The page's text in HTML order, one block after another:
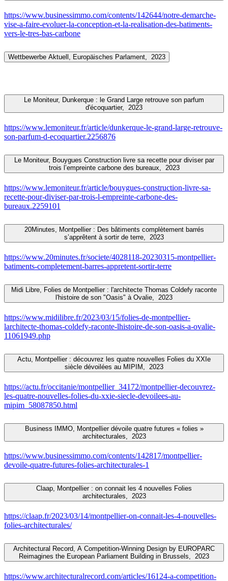
https://www.businessimmo.com/contents/142644/notre-demarche-
vise-a-faire-evoluer-la-conception-et-la-realisation-des-batiments-
vers-le-tres-bas-carbone
Wettbewerbe Aktuell, Europäisches Parlament, 2023
Le Moniteur, Dunkerque : le Grand Large retrouve son parfum
d'écoquartier, 2023
https://www.lemoniteur.fr/article/dunkerque-le-grand-large-retrouve-
son-parfum-d-ecoquartier.2256876
Le Moniteur, Bouygues Construction livre sa recette pour diviser par
trois l’empreinte carbone des bureaux, 2023
https://www.lemoniteur.fr/article/bouygues-construction-livre-sa-
recette-pour-diviser-par-trois-l-empreinte-carbone-des-
bureaux.2259101
20Minutes, Montpellier : Des bâtiments complètement barrés
s’apprêtent à sortir de terre, 2023
https://www.20minutes.fr/societe/4028118-20230315-montpellier-
batiments-completement-barres-appretent-sortir-terre
Midi Libre, Folies de Montpellier : l'architecte Thomas Coldefy raconte
l'histoire de son "Oasis" à Ovalie, 2023
https://www.midilibre.fr/2023/03/15/folies-de-montpellier-
larchitecte-thomas-coldefy-raconte-lhistoire-de-son-oasis-a-ovalie-
11061949.php
Actu, Montpellier : découvrez les quatre nouvelles Folies du XXIe
siècle dévoilées au MIPIM, 2023
https://actu.fr/occitanie/montpellier_34172/montpellier-decouvrez-
les-quatre-nouvelles-folies-du-xxie-siecle-devoilees-au-
mipim_58087850.html
Business IMMO, Montpellier dévoile quatre futures « folies »
architecturales, 2023
https://www.businessimmo.com/contents/142817/montpellier-
devoile-quatre-futures-folies-architecturales-1
Claap, Montpellier : on connait les 4 nouvelles Folies
architecturales, 2023
https://claap.fr/2023/03/14/montpellier-on-connait-les-4-nouvelles-
folies-architecturales/
Architectural Record, A Competition-Winning Design by EUROPARC
Reimagines the European Parliament Building in Brussels, 2023
https://www.architecturalrecord.com/articles/16124-a-competition-